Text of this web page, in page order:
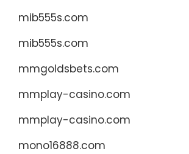
mib555s.com
mib555s.com
mmgoldsbets.com
mmplay-casino.com
mmplay-casino.com
mono16888.com